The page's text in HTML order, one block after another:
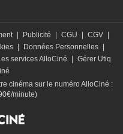
| Publicité | CGU | CGV |
| Données Personnelles |
services AlloCiné | Gérer Utiq
cinéma sur le numéro AlloCiné :
minute)